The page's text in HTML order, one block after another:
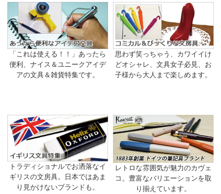
「これは使える！！」あったら
便利、ナイス＆ユニークアイデ
アの文具＆雑貨特集です。
思わず笑っちゃう、カワイイけ
どオシャレ、文具女子必見、お
子様から大人まで楽しめます。
トラディショナルでお洒落なイ
ギリスの文房具。日本ではあま
り見かけないブランドも。
レトロな雰囲気が魅力のカヴェ
コ。豊富なバリエーションを取
り揃えています。